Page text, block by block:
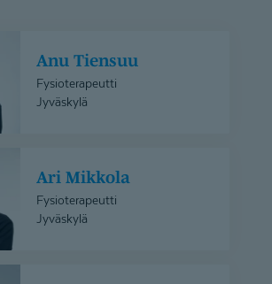
Anu Tiensuu
Fysioterapeutti
Jyväskylä
Ari Mikkola
Fysioterapeutti
Jyväskylä